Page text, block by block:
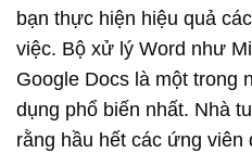
bạn thực hiện hiệu quả
việc. Bộ xử lý Word như
Google Docs là một trong
dụng phổ biến nhất. Nhà
rằng hầu hết các ứng viên